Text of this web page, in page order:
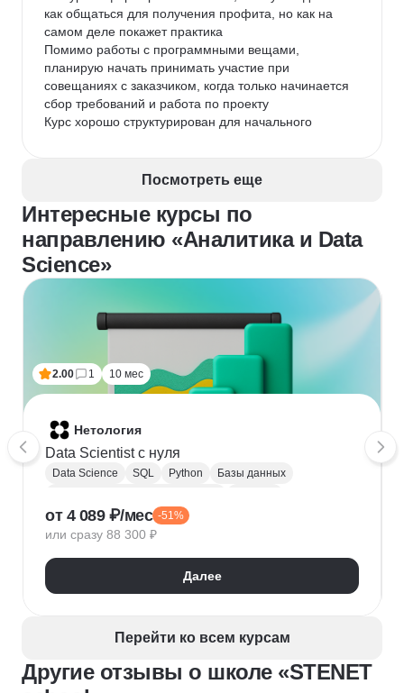
как общаться для получения профита, но как на
самом деле покажет практика
Помимо работы с программными вещами,
планирую начать принимать участие при
совещаниях с заказчиком, когда только начинается
сбор требований и работа по проекту
Курс хорошо структурирован для начального
Посмотреть еще
Интересные курсы по
направлению «Аналитика и Data
Science»
2.00 1 10 мес
Нетология
Data Scientist с нуля
Data Science SQL Python
Базы данных
Keras
Машинное обучение
Искусственный интеллект
Математика для Data Science
Статистика
Pandas
от 4 089 ₽/мес -51%
или сразу 88 300 ₽
Далее
Перейти ко всем курсам
Другие отзывы о школе «STENET